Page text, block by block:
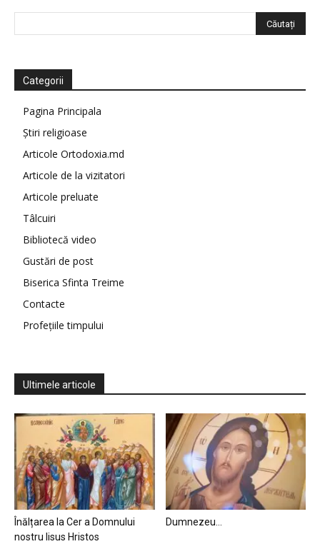
Categorii
Pagina Principala
Știri religioase
Articole Ortodoxia.md
Articole de la vizitatori
Articole preluate
Tâlcuiri
Bibliotecă video
Gustări de post
Biserica Sfinta Treime
Contacte
Profețiile timpului
Ultimele articole
Înălțarea la Cer a Domnului
nostru Iisus Hristos
Dumnezeu…